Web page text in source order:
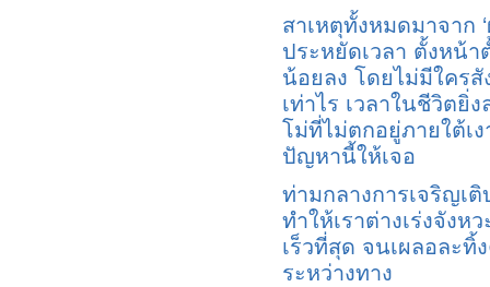
สาเหตุทั้งหมดมาจาก
ประหยัดเวลา ตั้งหน้
น้อยลง โดยไม่มีใครสั
เท่าไร เวลาในชีวิตยิ่
โม่ที่ไม่ตกอยู่ภายใต้เ
ปัญหานี้ให้เจอ
ท่ามกลางการเจริญเ
ทำให้เราต่างเร่งจังห
เร็วที่สุด จนเผลอละ
ระหว่างทาง